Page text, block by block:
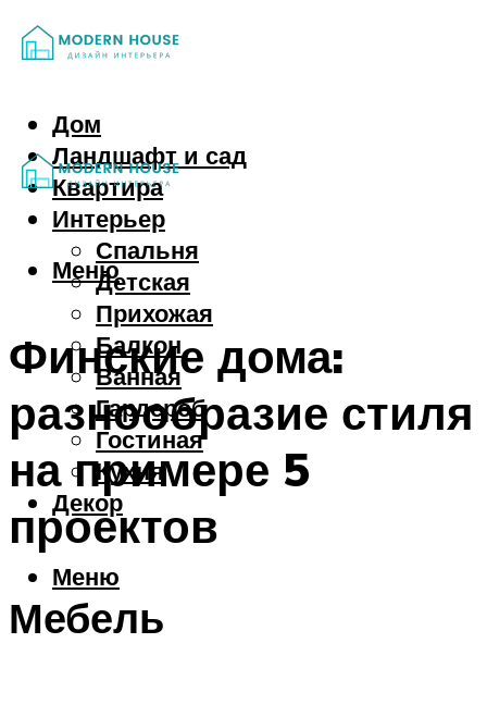
Дом
Ландшафт и сад
Квартира
Интерьер
Спальня
Детская
Прихожая
Балкон
Ванная
Гардероб
Гостиная
Кухня
Декор
Меню
Меню
Финские дома:
разнообразие стиля
на примере 5
проектов
Мебель